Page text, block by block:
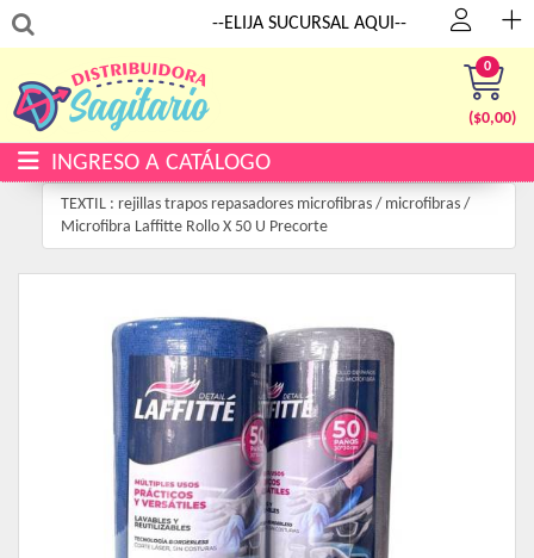
--ELIJA SUCURSAL AQUI--
0
($0,00)
INGRESO A CATÁLOGO
TEXTIL : rejillas trapos repasadores microfibras / microfibras /
Microfibra Laffitte Rollo X 50 U Precorte